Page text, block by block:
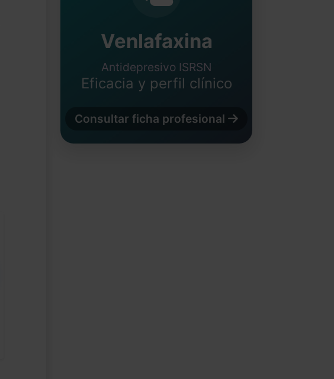
Venlafaxina
Antidepresivo ISRSN
Eficacia y perfil clínico
Consultar ficha profesional